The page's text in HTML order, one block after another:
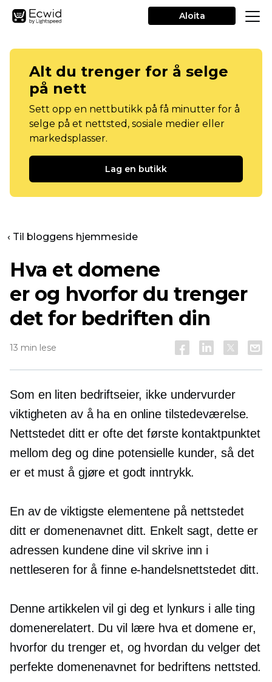
Aloita
Alt du trenger for å selge
på nett
Sett opp en nettbutikk på få minutter for å
selge på et nettsted, sosiale medier eller
markedsplasser.
Lag en butikk
‹ Til bloggens hjemmeside
Hva et domene
er og hvorfor du trenger
det for bedriften din
13 min lese
Som en liten bedriftseier, ikke undervurder
viktigheten av å ha en online tilstedeværelse.
Nettstedet ditt er ofte det første kontaktpunktet
mellom deg og dine potensielle kunder, så det
er et must å gjøre et godt inntrykk.
En av de viktigste elementene på nettstedet
ditt er domenenavnet ditt. Enkelt sagt, dette er
adressen kundene dine vil skrive inn i
nettleseren for å finne e-handelsnettstedet ditt.
Denne artikkelen vil gi deg et lynkurs i alle ting
domenerelatert. Du vil lære hva et domene er,
hvorfor du trenger et, og hvordan du velger det
perfekte domenenavnet for bedriftens nettsted.